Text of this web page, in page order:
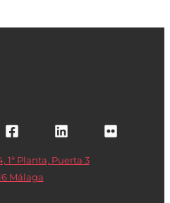
1ª Planta, Puerta 3
Málaga